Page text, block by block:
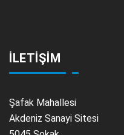
İLETİŞİM
Şafak Mahallesi
Akdeniz Sanayi Sitesi